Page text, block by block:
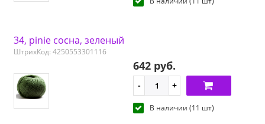
34, pinie сосна, зеленый
ШтрихКод: 4250553301116
642 руб.
В наличии (11 шт)